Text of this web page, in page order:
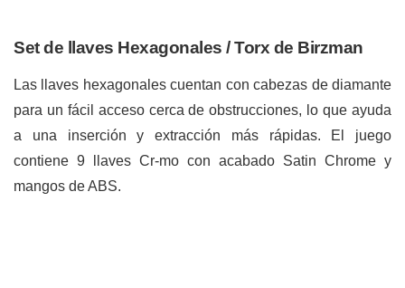
Set de llaves Hexagonales / Torx de Birzman
Las llaves hexagonales cuentan con cabezas de diamante
para un fácil acceso cerca de obstrucciones, lo que ayuda
a una inserción y extracción más rápidas. El juego
contiene 9 llaves Cr-mo con acabado Satin Chrome y
mangos de ABS.